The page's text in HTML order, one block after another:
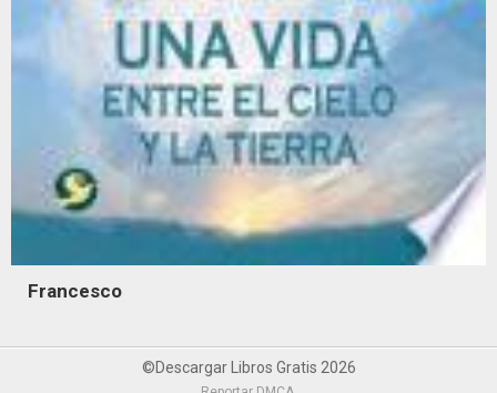
Francesco
©Descargar Libros Gratis 2026